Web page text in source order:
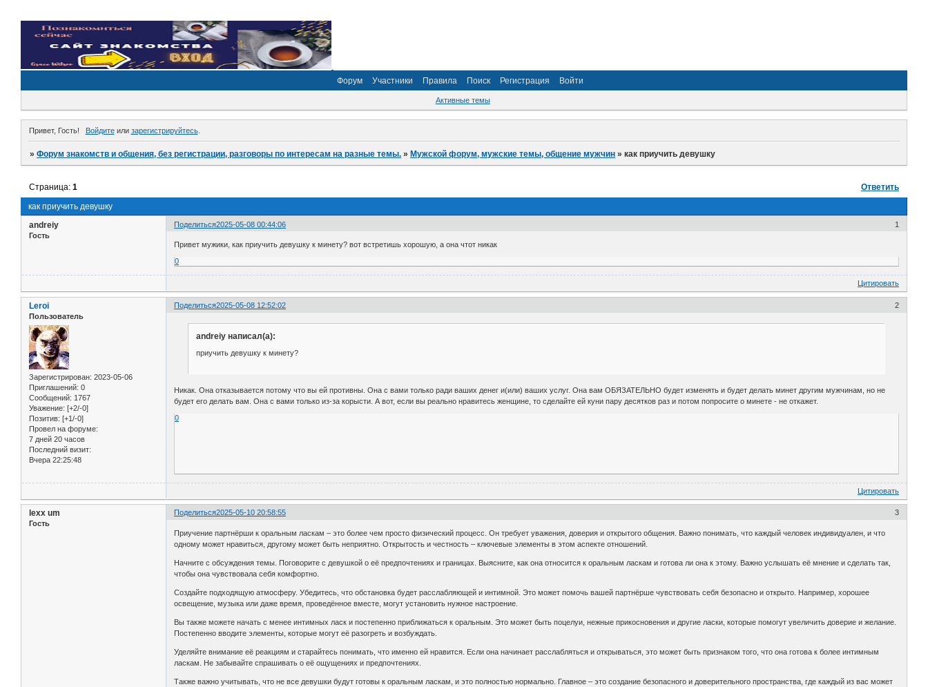
Форум Участники Правила Поиск Регистрация Войти
Активные темы
Привет, Гость! Войдитеили зарегистрируйтесь.
»Форум знакомств и общения, без регистрации, разговоры по интересам на разные темы. »Мужской форум, мужские темы, общение мужчин »как приучить девушку
как приучить девушку
Страница:1 Ответить
Поделиться 1
2025-05-08 00:44:06
andreiy
Гость
Привет мужики, как приучить девушку к минету? вот встретишь хорошую, а она чтот никак
0
Цитировать
Поделиться 2
2025-05-08 12:52:02
Leroi
Пользователь
Зарегистрирован: 2023-05-06
Приглашений: 0
Сообщений: 1767
Уважение: [+2/-0]
Позитив: [+1/-0]
Провел на форуме:
7 дней 20 часов
Последний визит:
Вчера 22:25:48
andreiy написал(а):
приучить девушку к минету?
Никак. Она отказывается потому что вы ей противны. Она с вами только ради ваших денег и(или) ваших услуг. Она вам ОБЯЗАТЕЛЬНО будет изменять и будет делать минет другим мужчинам, но не
будет его делать вам. Она с вами только из-за корысти. А вот, если вы реально нравитесь женщине, то сделайте ей куни пару десятков раз и потом попросите о минете - не откажет.
0
Цитировать
Поделиться 3
2025-05-10 20:58:55
lexx um
Гость
Приучение партнёрши к оральным ласкам – это более чем просто физический процесс. Он требует уважения, доверия и открытого общения. Важно понимать, что каждый человек индивидуален, и что
одному может нравиться, другому может быть неприятно. Открытость и честность – ключевые элементы в этом аспекте отношений.
Начните с обсуждения темы. Поговорите с девушкой о её предпочтениях и границах. Выясните, как она относится к оральным ласкам и готова ли она к этому. Важно услышать её мнение и сделать так,
чтобы она чувствовала себя комфортно.
Создайте подходящую атмосферу. Убедитесь, что обстановка будет расслабляющей и интимной. Это может помочь вашей партнёрше чувствовать себя безопасно и открыто. Например, хорошее
освещение, музыка или даже время, проведённое вместе, могут установить нужное настроение.
Вы также можете начать с менее интимных ласк и постепенно приближаться к оральным. Это может быть поцелуи, нежные прикосновения и другие ласки, которые помогут увеличить доверие и желание.
Постепенно вводите элементы, которые могут её разогреть и возбуждать.
Уделяйте внимание её реакциям и старайтесь понимать, что именно ей нравится. Если она начинает расслабляться и открываться, это может быть признаком того, что она готова к более интимным
ласкам. Не забывайте спрашивать о её ощущениях и предпочтениях.
Также важно учитывать, что не все девушки будут готовы к оральным ласкам, и это полностью нормально. Главное – это создание безопасного и доверительного пространства, где каждый из вас может